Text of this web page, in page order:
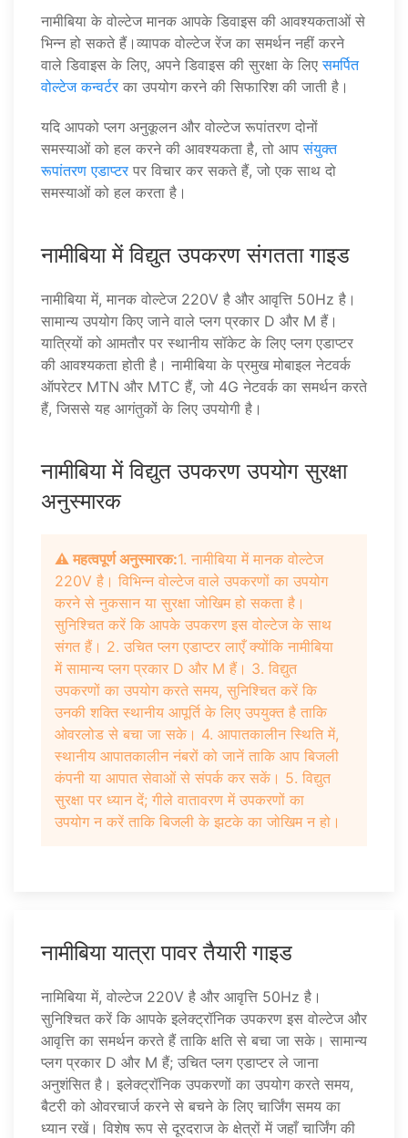
नामीबिया के वोल्टेज मानक आपके डिवाइस की आवश्यकताओं से
भिन्न हो सकते हैं।व्यापक वोल्टेज रेंज का समर्थन नहीं करने
वाले डिवाइस के लिए, अपने डिवाइस की सुरक्षा के लिएसमर्पित
वोल्टेज कन्वर्टर का उपयोग करने की सिफारिश की जाती है।
यदि आपको प्लग अनुकूलन और वोल्टेज रूपांतरण दोनों
समस्याओं को हल करने की आवश्यकता है, तो आपसंयुक्त
रूपांतरण एडाप्टर पर विचार कर सकते हैं, जो एक साथ दो
समस्याओं को हल करता है।
नामीबिया में विद्युत उपकरण संगतता गाइड
नामीबिया में, मानक वोल्टेज 220V है और आवृत्ति 50Hz है।
सामान्य उपयोग किए जाने वाले प्लग प्रकार D और M हैं।
यात्रियों को आमतौर पर स्थानीय सॉकेट के लिए प्लग एडाप्टर
की आवश्यकता होती है। नामीबिया के प्रमुख मोबाइल नेटवर्क
ऑपरेटर MTN और MTC हैं, जो 4G नेटवर्क का समर्थन करते
हैं, जिससे यह आगंतुकों के लिए उपयोगी है।
नामीबिया में विद्युत उपकरण उपयोग सुरक्षा
अनुस्मारक
⚠️ महत्वपूर्ण अनुस्मारक:1. नामीबिया में मानक वोल्टेज
220V है। विभिन्न वोल्टेज वाले उपकरणों का उपयोग
करने से नुकसान या सुरक्षा जोखिम हो सकता है।
सुनिश्चित करें कि आपके उपकरण इस वोल्टेज के साथ
संगत हैं। 2. उचित प्लग एडाप्टर लाएँ क्योंकि नामीबिया
में सामान्य प्लग प्रकार D और M हैं। 3. विद्युत
उपकरणों का उपयोग करते समय, सुनिश्चित करें कि
उनकी शक्ति स्थानीय आपूर्ति के लिए उपयुक्त है ताकि
ओवरलोड से बचा जा सके। 4. आपातकालीन स्थिति में,
स्थानीय आपातकालीन नंबरों को जानें ताकि आप बिजली
कंपनी या आपात सेवाओं से संपर्क कर सकें। 5. विद्युत
सुरक्षा पर ध्यान दें; गीले वातावरण में उपकरणों का
उपयोग न करें ताकि बिजली के झटके का जोखिम न हो।
नामीबिया यात्रा पावर तैयारी गाइड
नामिबिया में, वोल्टेज 220V है और आवृत्ति 50Hz है।
सुनिश्चित करें कि आपके इलेक्ट्रॉनिक उपकरण इस वोल्टेज और
आवृत्ति का समर्थन करते हैं ताकि क्षति से बचा जा सके। सामान्य
प्लग प्रकार D और M हैं; उचित प्लग एडाप्टर ले जाना
अनुशंसित है। इलेक्ट्रॉनिक उपकरणों का उपयोग करते समय,
बैटरी को ओवरचार्ज करने से बचने के लिए चार्जिंग समय का
ध्यान रखें। विशेष रूप से दूरदराज के क्षेत्रों में जहाँ चार्जिंग की